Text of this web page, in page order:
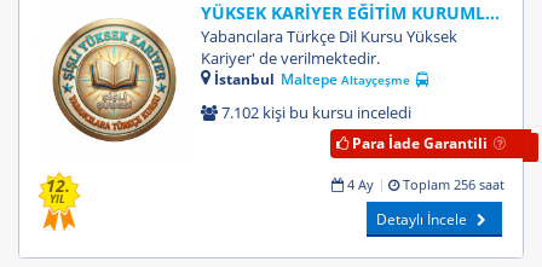
12.
YIL
YÜKSEK KARİYER EĞİTİM KURUMLARI
Yabancılara Türkçe Dil Kursu Yüksek
Kariyer' de verilmektedir.
İstanbul MaltepeAltayçeşme
7.102 kişi bu kursu inceledi
Para İade Garantili
4 Ay Toplam 256 saat
Detaylı İncele